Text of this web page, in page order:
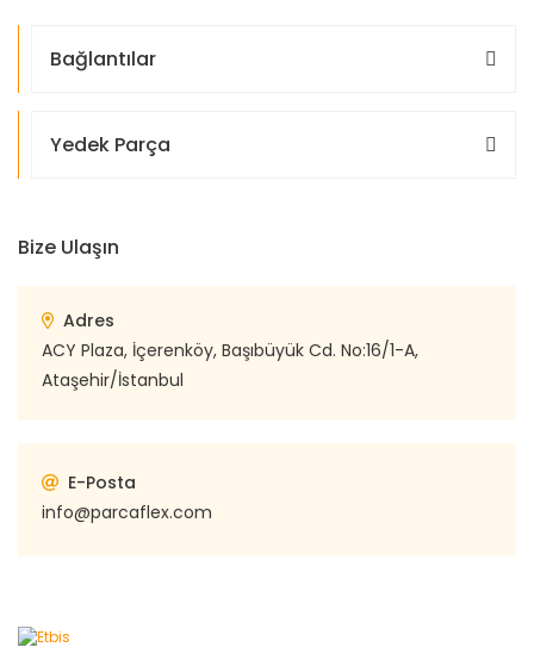
Bağlantılar
Yedek Parça
Bize Ulaşın
Adres
ACY Plaza, İçerenköy, Başıbüyük Cd. No:16/1-A,
Ataşehir/İstanbul
E-Posta
info@parcaflex.com